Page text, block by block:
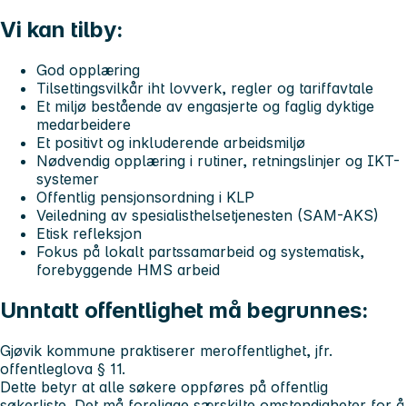
Vi kan tilby:
God opplæring
Tilsettingsvilkår iht lovverk, regler og tariffavtale
Et miljø bestående av engasjerte og faglig dyktige
medarbeidere
Et positivt og inkluderende arbeidsmiljø
Nødvendig opplæring i rutiner, retningslinjer og IKT-
systemer
Offentlig pensjonsordning i KLP
Veiledning av spesialisthelsetjenesten (SAM-AKS)
Etisk refleksjon
Fokus på lokalt partssamarbeid og systematisk,
forebyggende HMS arbeid
Unntatt offentlighet må begrunnes:
Gjøvik kommune praktiserer meroffentlighet, jfr.
offentleglova § 11.
Dette betyr at alle søkere oppføres på offentlig